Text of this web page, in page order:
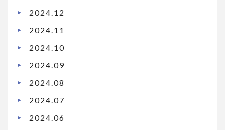
2024.12
2024.11
2024.10
2024.09
2024.08
2024.07
2024.06